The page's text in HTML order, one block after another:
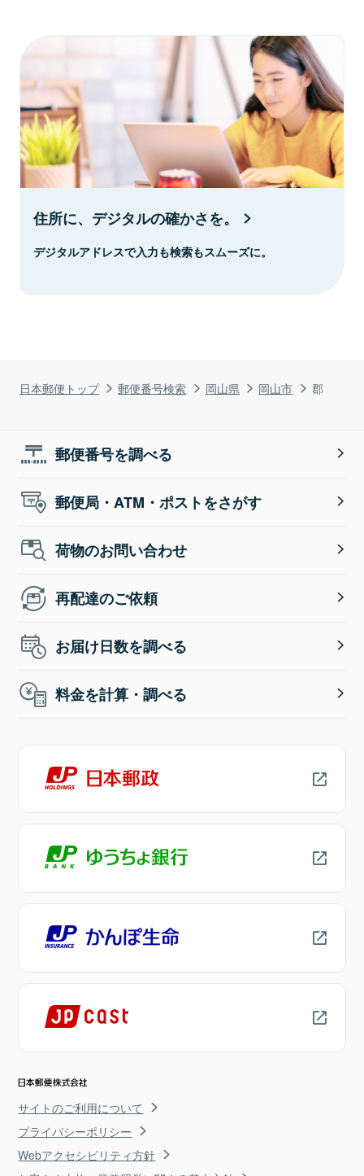
日本郵便トップ 郵便番号検索 岡山県 岡山市 郡
住所に、デジタルの確かさを。
デジタルアドレスで入力も検索もスムーズに。
郵便番号を調べる
郵便局・ATM・ポストをさがす
荷物のお問い合わせ
再配達のご依頼
お届け日数を調べる
料金を計算・調べる
サイトのご利用について
プライバシーポリシー
Webアクセシビリティ方針